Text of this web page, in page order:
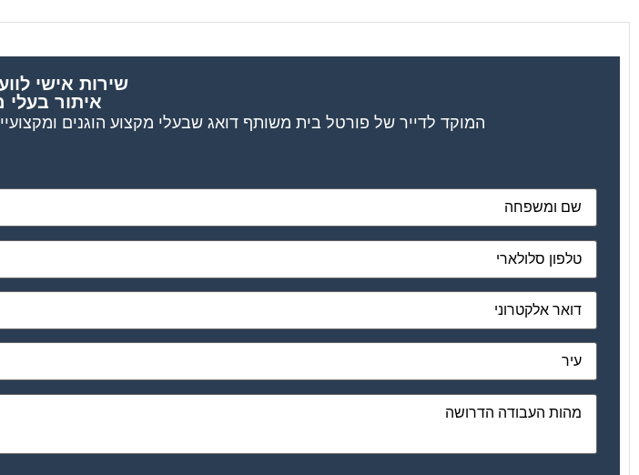
שירות אישי
איתור בעלי
המוקד לדייר של פורטל בית משותף דואג שבעלי מקצוע הוגנים